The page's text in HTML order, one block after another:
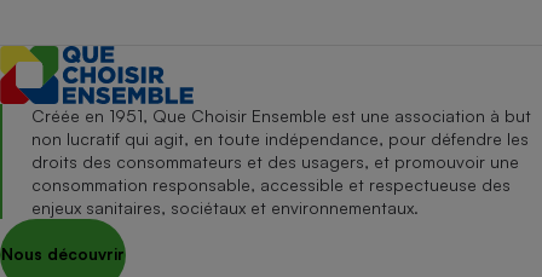
Créée en 1951, Que Choisir Ensemble est une association à but
non lucratif qui agit, en toute indépendance, pour défendre les
droits des consommateurs et des usagers, et promouvoir une
consommation responsable, accessible et respectueuse des
enjeux sanitaires, sociétaux et environnementaux.
Nous découvrir